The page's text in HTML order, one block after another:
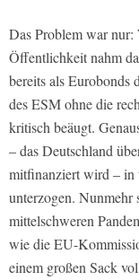
Das Problem war nur:
Öffentlichkeit nahm
bereits als
des ESM ohne die
kritisch beäugt.
– das Deutschland
mitfinanziert wird – in
unterzogen.
mittelschweren
wie die EU-
einem großen Sack